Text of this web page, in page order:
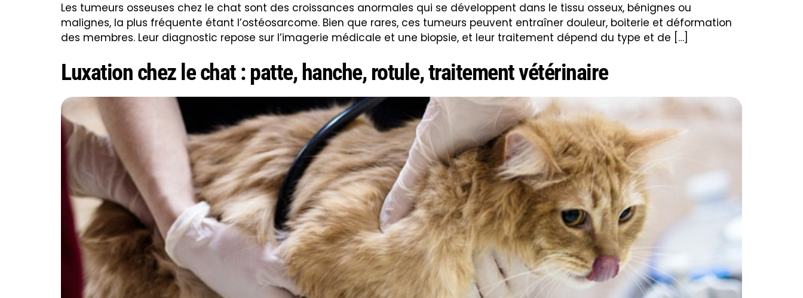
Les tumeurs osseuses chez le chat sont des croissances anormales qui se développent dans le tissu osseux, bénignes ou
malignes, la plus fréquente étant l’ostéosarcome. Bien que rares, ces tumeurs peuvent entraîner douleur, boiterie et déformation
des membres. Leur diagnostic repose sur l’imagerie médicale et une biopsie, et leur traitement dépend du type et de […]
Luxation chez le chat : patte, hanche, rotule, traitement vétérinaire